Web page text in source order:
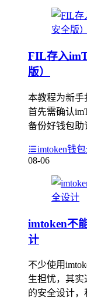
FIL存入
版）
本教程为新手
首先需确认
备份好钱包助
imtoken钱
08-06
imtoken不
计
不少使用
生担忧，其
的安全设计